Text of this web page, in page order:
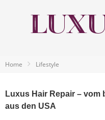
Home Lifestyle
Luxus Hair Repair – vom
aus den USA